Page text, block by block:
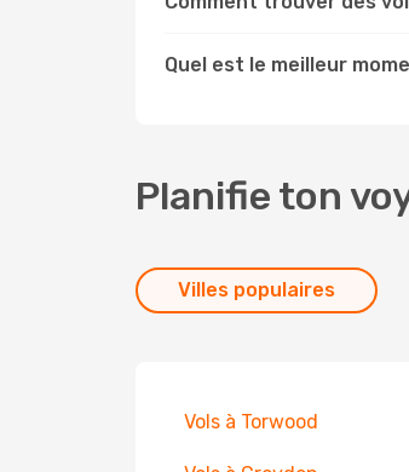
Quel est le meilleur
Planifie ton
Villes populaires
Vols à Torwood